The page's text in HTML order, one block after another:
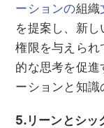
ーションの組織
を提案し、新
権限を与えら
的な思考を促進
ーションと知識
5.リーンとシッ